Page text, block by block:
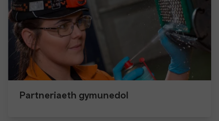
Partneriaeth gymunedol